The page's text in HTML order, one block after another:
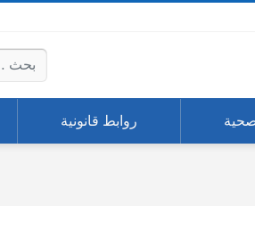
البحث عن:
روابط قانونية